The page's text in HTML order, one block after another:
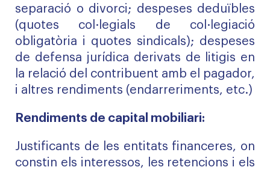
separació o divorci; despeses deduïbles
(quotes col·legials de col·legiació
obligatòria i quotes sindicals); despeses
de defensa jurídica derivats de litigis en
la relació del contribuent amb el pagador,
i altres rendiments (endarreriments, etc.)
Rendiments de capital mobiliari:
Justificants de les entitats financeres, on
constin els interessos, les retencions i els